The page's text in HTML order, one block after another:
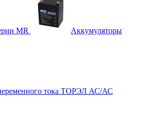
MR
Аккумуляторы
тока ТОРЭЛ АС/АС